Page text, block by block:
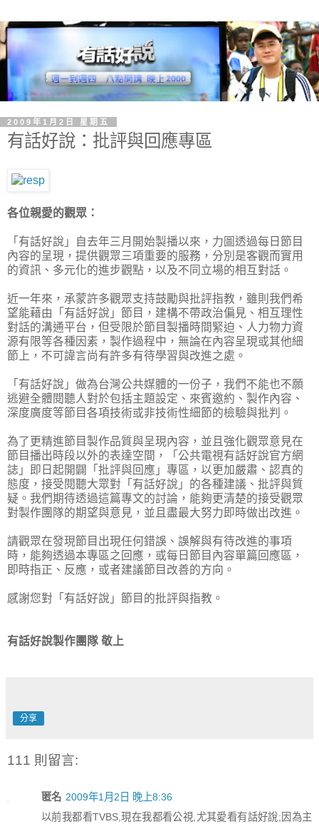
2009年1月2日 星期五
有話好說：批評與回應專區
各位親愛的觀眾：
「有話好說」自去年三月開始製播以來，力圖透過每日節目
內容的呈現，提供觀眾三項重要的服務，分別是客觀而實用
的資訊、多元化的進步觀點，以及不同立場的相互對話。
近一年來，承蒙許多觀眾支持鼓勵與批評指教，雖則我們希
望能藉由「有話好說」節目，建構不帶政治偏見、相互理性
對話的溝通平台，但受限於節目製播時間緊迫、人力物力資
源有限等各種因素，製作過程中，無論在內容呈現或其他細
節上，不可諱言尚有許多有待學習與改進之處。
「有話好說」做為台灣公共媒體的一份子，我們不能也不願
逃避全體閱聽人對於包括主題設定、來賓邀約、製作內容、
深度廣度等節目各項技術或非技術性細節的檢驗與批判。
為了更精進節目製作品質與呈現內容，並且強化觀眾意見在
節目播出時段以外的表達空間，「公共電視有話好說官方網
誌」即日起開闢「批評與回應」專區，以更加嚴肅、認真的
態度，接受閱聽大眾對「有話好說」的各種建議、批評與質
疑。我們期待透過這篇專文的討論，能夠更清楚的接受觀眾
對製作團隊的期望與意見，並且盡最大努力即時做出改進。
請觀眾在發現節目出現任何錯誤、誤解與有待改進的事項
時，能夠透過本專區之回應，或每日節目內容單篇回應區，
即時指正、反應，或者建議節目改善的方向。
感謝您對「有話好說」節目的批評與指教。
有話好說製作團隊 敬上
分享
111 則留言:
匿名 2009年1月2日 晚上8:36
以前我都看TVBS,現在我都看公視,尤其愛看有話好說;因為主